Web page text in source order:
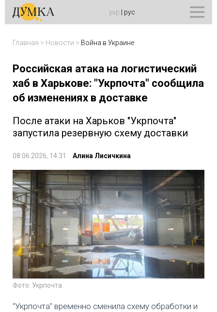
укр рус
Главная > Новости > Война в Украине
Российская атака на логистический
хаб в Харькове: "Укрпочта" сообщила
об изменениях в доставке
После атаки на Харьков "Укрпочта"
запустила резервную схему доставки
08.06.2026, 14:31 Алина Лисичкина
Фото: Укрпочта
"Укрпочта" временно сменила схему обработки и